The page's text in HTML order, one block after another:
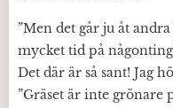
”Men det går ju åt
mycket tid på
Det där är så sant! Jag
”Gräset är inte grönare